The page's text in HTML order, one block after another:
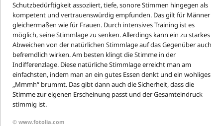
Schutzbedürftigkeit assoziiert, tiefe, sonore Stimmen hingegen als
kompetent und vertrauenswürdig empfunden. Das gilt für Männer
gleichermaßen wie für Frauen. Durch intensives Training ist es
möglich, seine Stimmlage zu senken. Allerdings kann ein zu starkes
Abweichen von der natürlichen Stimmlage auf das Gegenüber auch
befremdlich wirken. Am besten klingt die Stimme in der
Indifferenzlage. Diese natürliche Stimmlage erreicht man am
einfachsten, indem man an ein gutes Essen denkt und ein wohliges
„Mmmh“ brummt. Das gibt dann auch die Sicherheit, dass die
Stimme zur eigenen Erscheinung passt und der Gesamteindruck
stimmig ist.
© www.fotolia.com